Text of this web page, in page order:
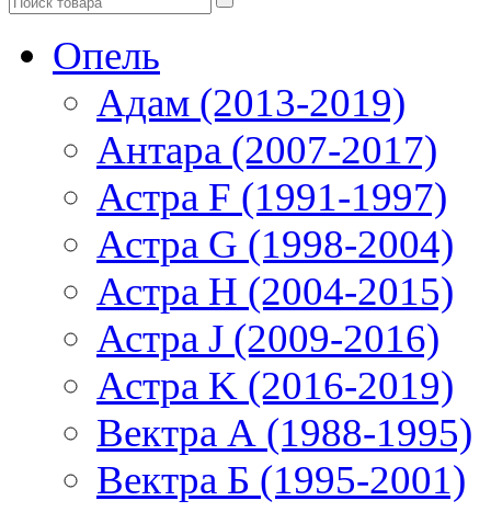
Опель
Адам (2013-2019)
Антара (2007-2017)
Астра F (1991-1997)
Астра G (1998-2004)
Астра H (2004-2015)
Астра J (2009-2016)
Астра K (2016-2019)
Вектра А (1988-1995)
Вектра Б (1995-2001)